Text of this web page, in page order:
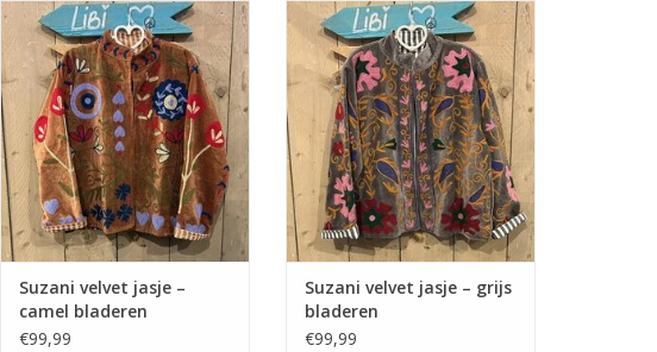
Suzani velvet jasje – camel
bladeren
Suzani velvet jasje –
camel bladeren
€99,99
Suzani velvet jasje – grijs
bladeren
Suzani velvet jasje – grijs
bladeren
€99,99